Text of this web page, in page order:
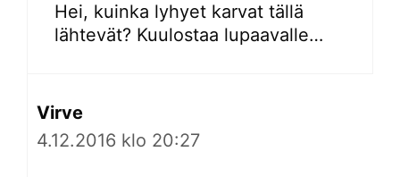
Hei, kuinka lyhyet karvat tällä
lähtevät? Kuulostaa lupaavalle…
Virve
4.12.2016 klo 20:27